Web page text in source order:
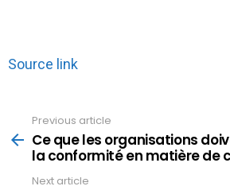
Source link
more
Previous article
Ce que les organisations
la conformité en matière de
Next article